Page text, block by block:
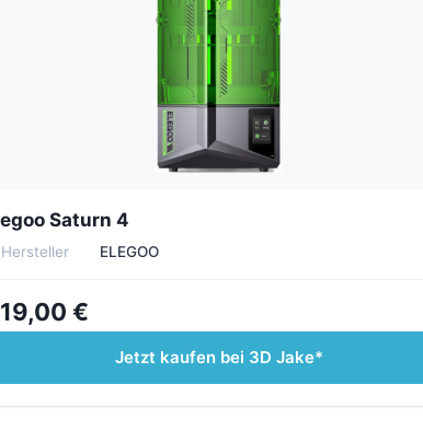
Saturn 4
Hersteller ELEGOO
€
Jetzt kaufen bei 3D Jake*